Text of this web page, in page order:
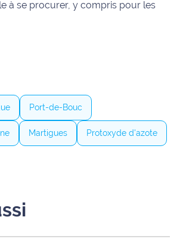
à se procurer, y compris pour les
Port-de-Bouc
Martigues Protoxyde d'azote